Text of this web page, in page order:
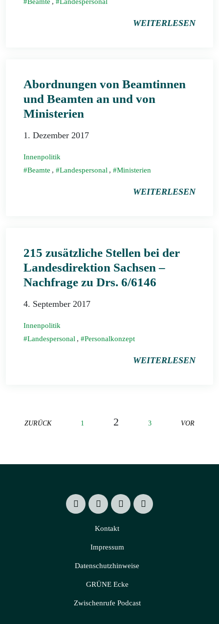
WEITERLESEN
Abordnungen von Beamtinnen
und Beamten an und von
Ministerien
1. Dezember 2017
Innenpolitik
Beamte , Landespersonal , Ministerien
WEITERLESEN
215 zusätzliche Stellen bei der
Landesdirektion Sachsen –
Nachfrage zu Drs. 6/6146
4. September 2017
Innenpolitik
Landespersonal , Personalkonzept
WEITERLESEN
ZURÜCK 1 2 3 VOR
Kontakt
Impressum
Datenschutzhinweise
GRÜNE Ecke
Zwischenrufe Podcast